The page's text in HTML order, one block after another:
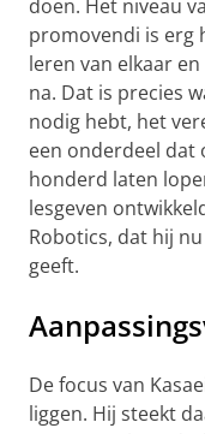
doen. Het niveau
promovendi is erg
leren van elkaar
na. Dat is precies
nodig hebt, het
een onderdeel dat
honderd laten
lesgeven
Robotics, dat hij
geeft.
De focus van
liggen. Hij steekt